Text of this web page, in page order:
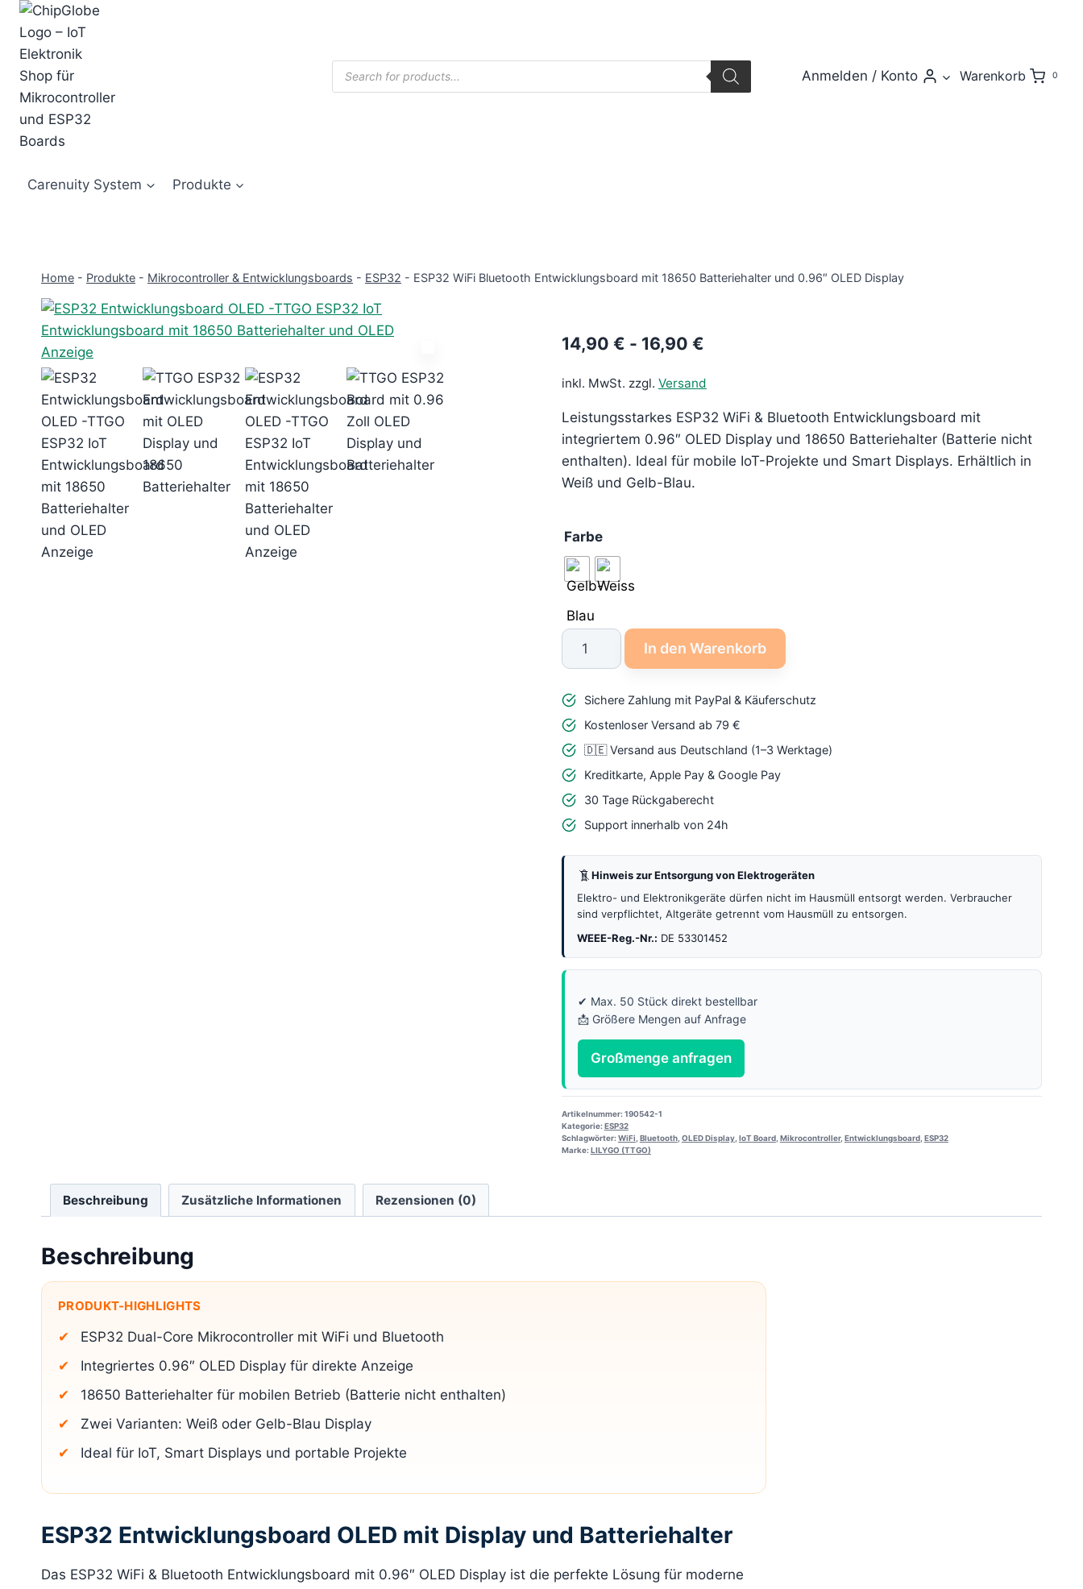
Zum
Inhalt
springen
Products
search
Anmelden / Konto Warenkorb 0
Carenuity System Produkte
Home - Produkte - Mikrocontroller & Entwicklungsboards - ESP32 - ESP32 WiFi Bluetooth Entwicklungsboard mit 18650 Batteriehalter und 0.96″ OLED Display
14,90 € - 16,90 €
inkl. MwSt. zzgl. Versand
Leistungsstarkes ESP32 WiFi & Bluetooth Entwicklungsboard mit
integriertem 0.96″ OLED Display und 18650 Batteriehalter (Batterie nicht
enthalten). Ideal für mobile IoT-Projekte und Smart Displays. Erhältlich in
Weiß und Gelb-Blau.
Farbe
ESP32
WiFi
Entwicklungsboard
mit
18650
Batteriehalter
und
0.96"
OLED
Display
Menge
In den Warenkorb
Sichere Zahlung mit PayPal & Käuferschutz
Kostenloser Versand ab 79 €
🇩🇪 Versand aus Deutschland (1–3 Werktage)
Kreditkarte, Apple Pay & Google Pay
30 Tage Rückgaberecht
Support innerhalb von 24h
Hinweis zur Entsorgung von Elektrogeräten
Elektro- und Elektronikgeräte dürfen nicht im Hausmüll entsorgt werden. Verbraucher
sind verpflichtet, Altgeräte getrennt vom Hausmüll zu entsorgen.
WEEE-Reg.-Nr.: DE 53301452
✔ Max. 50 Stück direkt bestellbar
📩 Größere Mengen auf Anfrage
Großmenge anfragen
Artikelnummer:190542-1
Kategorie:ESP32
Schlagwörter:WiFi Bluetooth, OLED Display, IoT Board, Mikrocontroller, Entwicklungsboard, ESP32
Marke:LILYGO (TTGO)
Beschreibung Zusätzliche Informationen Rezensionen (0)
Beschreibung
PRODUKT-HIGHLIGHTS
ESP32 Dual-Core Mikrocontroller mit WiFi und Bluetooth
Integriertes 0.96″ OLED Display für direkte Anzeige
18650 Batteriehalter für mobilen Betrieb (Batterie nicht enthalten)
Zwei Varianten: Weiß oder Gelb-Blau Display
Ideal für IoT, Smart Displays und portable Projekte
ESP32 Entwicklungsboard OLED mit Display und Batteriehalter
Das ESP32 WiFi & Bluetooth Entwicklungsboard mit 0.96″ OLED Display ist die perfekte Lösung für moderne